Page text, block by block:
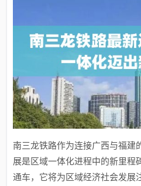
南三龙铁路作为连接广西与福建
展是区域一体化进程中的新里程
通车，它将为区域经济社会发展